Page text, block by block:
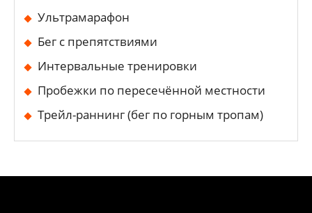
Ультрамарафон
Бег с препятствиями
Интервальные тренировки
Пробежки по пересечённой местности
Трейл-раннинг (бег по горным тропам)